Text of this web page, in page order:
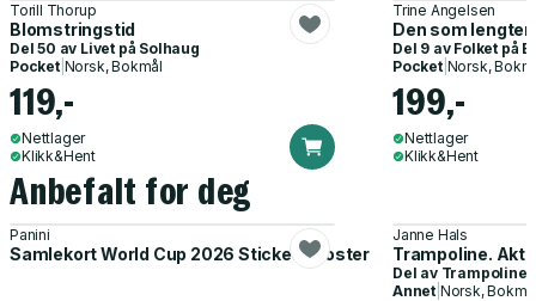
Torill Thorup
Blomstringstid
Del 50 av Livet på Solhaug
Pocket| Norsk, Bokmål
119,-
Nettlager
Klikk&Hent
Trine Angelsen
Den som lengter
Del 9 av Folket på
Pocket| Norsk,
199,-
Nettlager
Klikk&Hent
Anbefalt for deg
Panini
Samlekort World Cup 2026 Sticker Booster
Janne Hals
Trampoline.
Del av Trampoline
Annet| Norsk,